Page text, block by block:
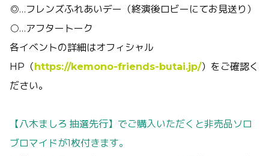
◎…フレンズふれあいデー（終演後ロビーにてお見送り）
○…アフタートーク
各イベントの詳細はオフィシャル
HP（ https://kemono-friends-butai.jp/）をご確認く
ださい。
【八木ましろ 抽選先行】でご購入いただくと非売品ソロ
ブロマイドが1枚付きます。